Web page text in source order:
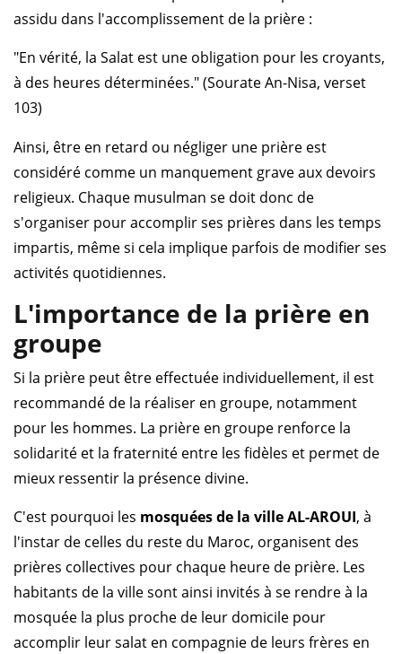
assidu dans l'accomplissement de la prière :
"En vérité, la Salat est une obligation pour les croyants,
à des heures déterminées." (Sourate An-Nisa, verset
103)
Ainsi, être en retard ou négliger une prière est
considéré comme un manquement grave aux devoirs
religieux. Chaque musulman se doit donc de
s'organiser pour accomplir ses prières dans les temps
impartis, même si cela implique parfois de modifier ses
activités quotidiennes.
L'importance de la prière en
groupe
Si la prière peut être effectuée individuellement, il est
recommandé de la réaliser en groupe, notamment
pour les hommes. La prière en groupe renforce la
solidarité et la fraternité entre les fidèles et permet de
mieux ressentir la présence divine.
C'est pourquoi les mosquées de la ville AL-AROUI, à
l'instar de celles du reste du Maroc, organisent des
prières collectives pour chaque heure de prière. Les
habitants de la ville sont ainsi invités à se rendre à la
mosquée la plus proche de leur domicile pour
accomplir leur salat en compagnie de leurs frères en